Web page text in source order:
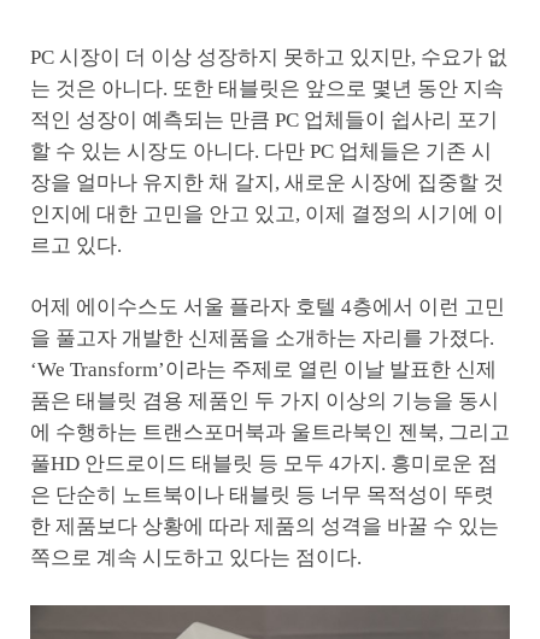
PC 시장이 더 이상 성장하지 못하고 있지만, 수요가 없
는 것은 아니다. 또한 태블릿은 앞으로 몇년 동안 지속
적인 성장이 예측되는 만큼 PC 업체들이 쉽사리 포기
할 수 있는 시장도 아니다. 다만 PC 업체들은 기존 시
장을 얼마나 유지한 채 갈지, 새로운 시장에 집중할 것
인지에 대한 고민을 안고 있고, 이제 결정의 시기에 이
르고 있다.
어제 에이수스도 서울 플라자 호텔 4층에서 이런 고민
을 풀고자 개발한 신제품을 소개하는 자리를 가졌다.
‘We Transform’이라는 주제로 열린 이날 발표한 신제
품은 태블릿 겸용 제품인 두 가지 이상의 기능을 동시
에 수행하는 트랜스포머북과 울트라북인 젠북, 그리고
풀HD 안드로이드 태블릿 등 모두 4가지. 흥미로운 점
은 단순히 노트북이나 태블릿 등 너무 목적성이 뚜렷
한 제품보다 상황에 따라 제품의 성격을 바꿀 수 있는
쪽으로 계속 시도하고 있다는 점이다.